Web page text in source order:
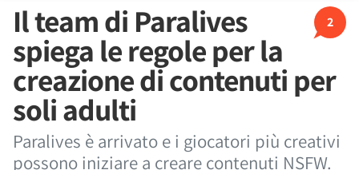
2
Il team di Paralives
spiega le regole per la
creazione di contenuti per
soli adulti
Paralives è arrivato e i giocatori più creativi
possono iniziare a creare contenuti NSFW.